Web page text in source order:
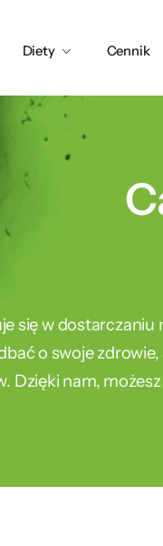
Diety Cennik
się w
o swoje
Dzięki nam,